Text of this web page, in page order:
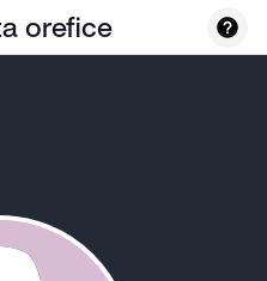
orefice